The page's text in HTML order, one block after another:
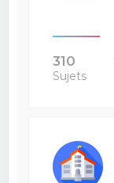
310
Sujets